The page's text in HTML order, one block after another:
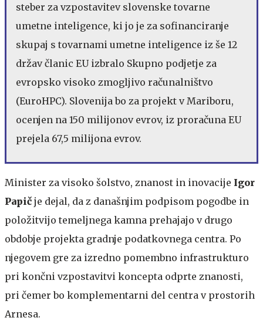
steber za vzpostavitev slovenske tovarne
umetne inteligence, ki jo je za sofinanciranje
skupaj s tovarnami umetne inteligence iz še 12
držav članic EU izbralo Skupno podjetje za
evropsko visoko zmogljivo računalništvo
(EuroHPC). Slovenija bo za projekt v Mariboru,
ocenjen na 150 milijonov evrov, iz proračuna EU
prejela 67,5 milijona evrov.
Minister za visoko šolstvo, znanost in inovacije Igor
Papič je dejal, da z današnjim podpisom pogodbe in
položitvijo temeljnega kamna prehajajo v drugo
obdobje projekta gradnje podatkovnega centra. Po
njegovem gre za izredno pomembno infrastrukturo
pri končni vzpostavitvi koncepta odprte znanosti,
pri čemer bo komplementarni del centra v prostorih
Arnesa.